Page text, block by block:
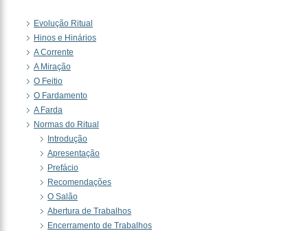
Evolução Ritual
Hinos e Hinários
A Corrente
A Miração
O Feitio
O Fardamento
A Farda
Normas do Ritual
Introdução
Apresentação
Prefácio
Recomendações
O Salão
Abertura de Trabalhos
Encerramento de Trabalhos